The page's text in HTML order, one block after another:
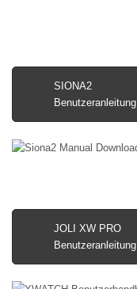
SIONA2
Benutzeranleitung
JOLI XW PRO
Benutzeranleitung